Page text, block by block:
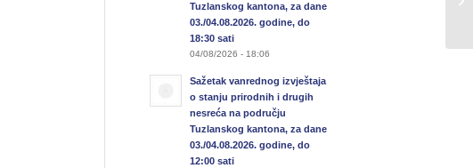
Tuzlanskog kantona, za dane
03./04.08.2026. godine, do
18:30 sati
04/08/2026 - 18:06
Sažetak vanrednog izvještaja
o stanju prirodnih i drugih
nesreća na području
Tuzlanskog kantona, za dane
03./04.08.2026. godine, do
12:00 sati